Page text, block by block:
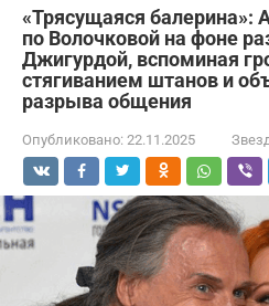
«Трясущаяся балерина»:
по Волочковой на фоне
Джигурдой, вспоминая
стягиванием штанов и
разрыва общения
Опубликовано: 22.11.2025